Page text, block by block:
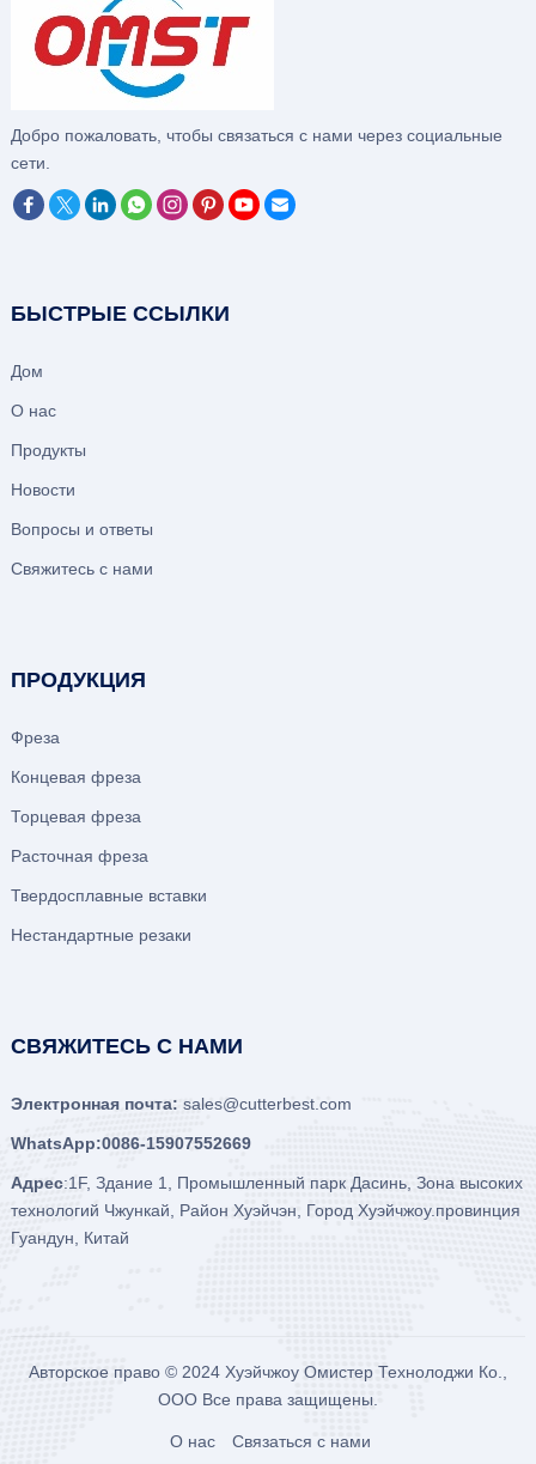
Добро пожаловать, чтобы связаться с нами через социальные
сети.
БЫСТРЫЕ ССЫЛКИ
Дом
О нас
Продукты
Новости
Вопросы и ответы
Свяжитесь с нами
ПРОДУКЦИЯ
Фреза
Концевая фреза
Торцевая фреза
Расточная фреза
Твердосплавные вставки
Нестандартные резаки
СВЯЖИТЕСЬ С НАМИ
Электронная почта: sales@cutterbest.com
WhatsApp:0086-15907552669
Адрес:1F, Здание 1, Промышленный парк Дасинь, Зона высоких
технологий Чжункай, Район Хуэйчэн, Город Хуэйчжоу.провинция
Гуандун, Китай
Авторское право © 2024 Хуэйчжоу Омистер Технолоджи Ко.,
ОООВсе права защищены.
О нас Связаться с нами